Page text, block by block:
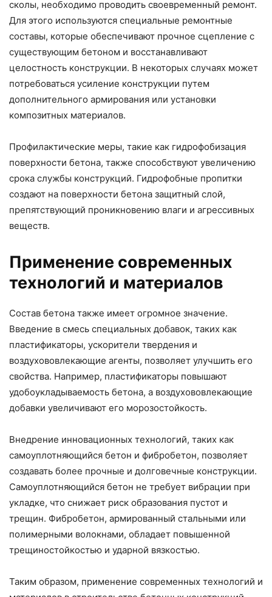
сколы, необходимо проводить своевременный ремонт.
Для этого используются специальные ремонтные
составы, которые обеспечивают прочное сцепление с
существующим бетоном и восстанавливают
целостность конструкции. В некоторых случаях может
потребоваться усиление конструкции путем
дополнительного армирования или установки
композитных материалов.
Профилактические меры, такие как гидрофобизация
поверхности бетона, также способствуют увеличению
срока службы конструкций. Гидрофобные пропитки
создают на поверхности бетона защитный слой,
препятствующий проникновению влаги и агрессивных
веществ.
Применение современных
технологий и материалов
Состав бетона также имеет огромное значение.
Введение в смесь специальных добавок, таких как
пластификаторы, ускорители твердения и
воздухововлекающие агенты, позволяет улучшить его
свойства. Например, пластификаторы повышают
удобоукладываемость бетона, а воздухововлекающие
добавки увеличивают его морозостойкость.
Внедрение инновационных технологий, таких как
самоуплотняющийся бетон и фибробетон, позволяет
создавать более прочные и долговечные конструкции.
Самоуплотняющийся бетон не требует вибрации при
укладке, что снижает риск образования пустот и
трещин. Фибробетон, армированный стальными или
полимерными волокнами, обладает повышенной
трещиностойкостью и ударной вязкостью.
Таким образом, применение современных технологий и